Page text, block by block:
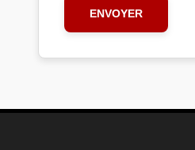
ENVOYER